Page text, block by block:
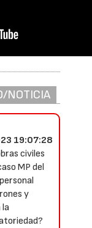
NOTICIA
19:07:28
civiles
MP del
y
la